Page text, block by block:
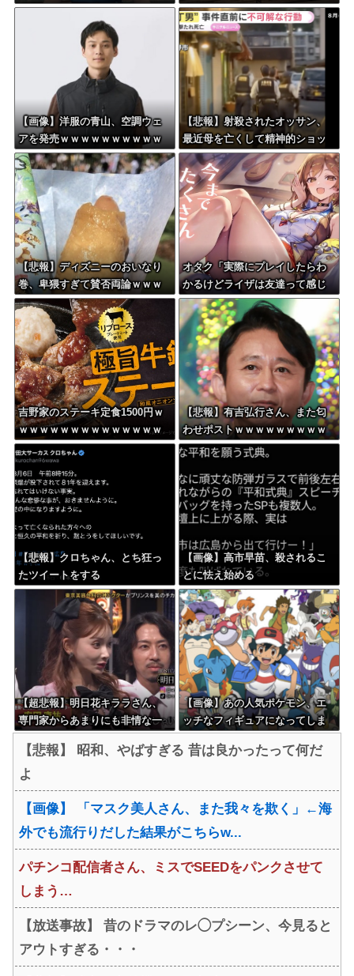
ｗｗ
ぁ」
【画像】洋服の青山、空調ウェ
アを発売ｗｗｗｗｗｗｗｗｗｗ
ｗｗｗｗ
【悲報】射殺されたオッサン、
最近母を亡くして精神的ショッ
クを受けていたと判明・・・
【悲報】ディズニーのおいなり
巻、卑猥すぎて賛否両論ｗｗｗ
ｗｗｗｗｗ
オタク「実際にプレイしたらわ
かるけどライザは友達って感じ
で性的な目では見れないｗ」←
これｗ
吉野家のステーキ定食1500円ｗ
ｗｗｗｗｗｗｗｗｗｗｗｗｗｗ
ｗｗｗｗ
【悲報】有吉弘行さん、また匂
わせポストｗｗｗｗｗｗｗｗｗ
ｗｗｗｗｗｗｗｗ
【悲報】クロちゃん、とち狂っ
たツイートをする
【画像】高市早苗、殺されるこ
とに怯え始める
【超悲報】明日花キララさん、
専門家からあまりにも非情な一
言を告げられる
【画像】あの人気ポケモン、エ
ッチなフィギュアになってしま
う
【悲報】 昭和、やばすぎる 昔は良かったって何だ
よ
【画像】 「マスク美人さん、また我々を欺く」←海
外でも流行りだした結果がこちらw...
パチンコ配信者さん、ミスでSEEDをパンクさせて
しまう…
【放送事故】 昔のドラマのレ◯プシーン、今見ると
アウトすぎる・・・